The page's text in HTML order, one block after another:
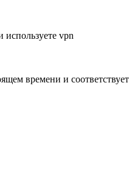
vpn
времени и